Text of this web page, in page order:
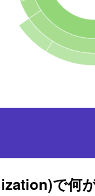
で何